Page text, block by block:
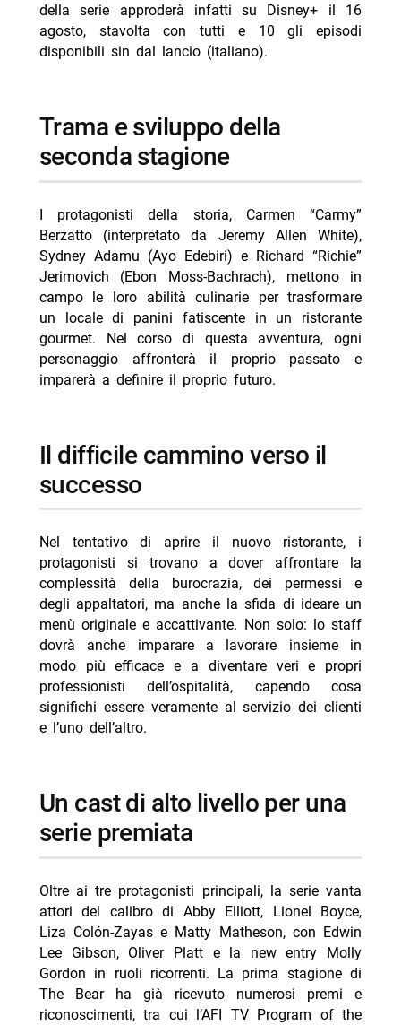
-- RispondiAnnulla risposta
- Marco Bocci 48 anni: compleanno in Spagna con
Chiatti
- Giovanni Grazioso, brioche e fama dopo Temptation
- Diletta Leotta in vacanza a Villa Musa sul Lago di
della serie approderà infatti su Disney+ il 16
agosto, stavolta con tutti e 10 gli episodi
disponibili sin dal lancio (italiano).
Trama e sviluppo della
seconda stagione
I protagonisti della storia, Carmen “Carmy”
Berzatto (interpretato da Jeremy Allen White),
Sydney Adamu (Ayo Edebiri) e Richard “Richie”
Jerimovich (Ebon Moss-Bachrach), mettono in
campo le loro abilità culinarie per trasformare
un locale di panini fatiscente in un ristorante
gourmet. Nel corso di questa avventura, ogni
personaggio affronterà il proprio passato e
imparerà a definire il proprio futuro.
Il difficile cammino verso il
successo
Nel tentativo di aprire il nuovo ristorante, i
protagonisti si trovano a dover affrontare la
complessità della burocrazia, dei permessi e
degli appaltatori, ma anche la sfida di ideare un
menù originale e accattivante. Non solo: lo staff
dovrà anche imparare a lavorare insieme in
modo più efficace e a diventare veri e propri
professionisti dell’ospitalità, capendo cosa
significhi essere veramente al servizio dei clienti
e l’uno dell’altro.
Un cast di alto livello per una
serie premiata
Oltre ai tre protagonisti principali, la serie vanta
attori del calibro di Abby Elliott, Lionel Boyce,
Liza Colón-Zayas e Matty Matheson, con Edwin
Lee Gibson, Oliver Platt e la new entry Molly
Gordon in ruoli ricorrenti. La prima stagione di
The Bear ha già ricevuto numerosi premi e
riconoscimenti, tra cui l’AFI TV Program of the